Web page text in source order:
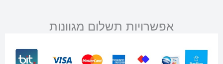
אפשרויות תשלום מגוונות